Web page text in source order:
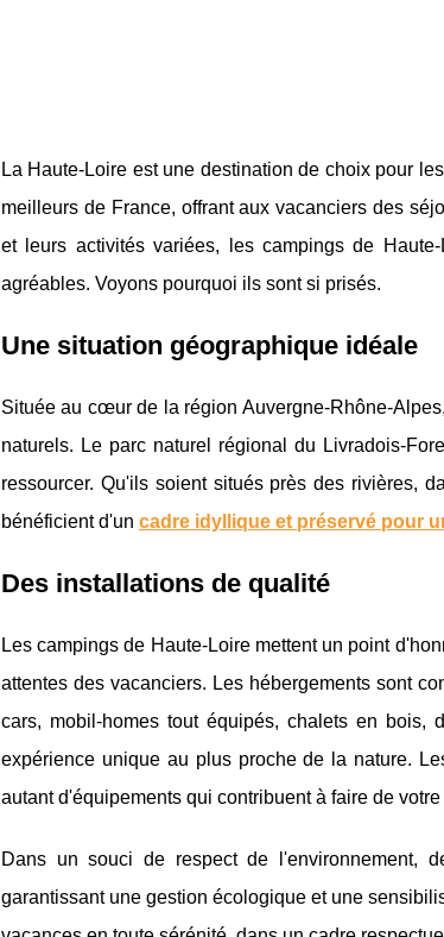
La Haute-Loire est une destination de choix pour
meilleurs de France, offrant aux vacanciers des
et leurs activités variées, les campings de
agréables. Voyons pourquoi ils sont si prisés.
Une situation géographique idéale
Située au cœur de la région Auvergne-Rhône-
naturels. Le parc naturel régional du Livradois-
ressourcer. Qu'ils soient situés près des rivières,
bénéficient d'un cadre idyllique et préservé pour
Des installations de qualité
Les campings de Haute-Loire mettent un point
attentes des vacanciers. Les hébergements sont
cars, mobil-homes tout équipés, chalets en
expérience unique au plus proche de la nature.
autant d'équipements qui contribuent à faire de
Dans un souci de respect de l'environnement,
garantissant une gestion écologique et une